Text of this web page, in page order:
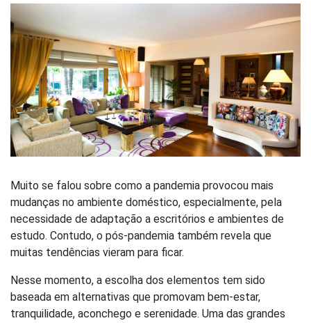
Muito se falou sobre como a pandemia provocou mais
mudanças no ambiente doméstico, especialmente, pela
necessidade de adaptação a escritórios e ambientes de
estudo. Contudo, o pós-pandemia também revela que
muitas tendências vieram para ficar.
Nesse momento, a escolha dos elementos tem sido
baseada em alternativas que promovam bem-estar,
tranquilidade, aconchego e serenidade. Uma das grandes